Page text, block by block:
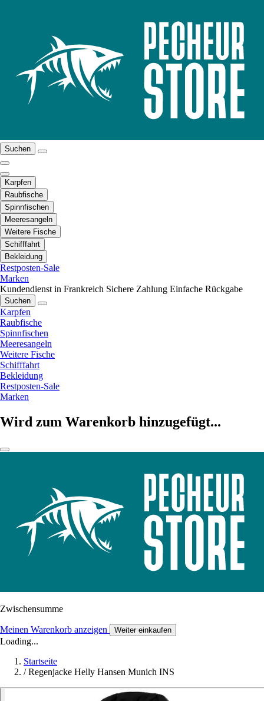
Suchen
Karpfen
Raubfische
Spinnfischen
Meeresangeln
Weitere Fische
Schifffahrt
Bekleidung
Restposten-Sale
Marken
Kundendienst in Frankreich Sichere Zahlung Einfache Rückgabe
Suchen
Karpfen
Raubfische
Spinnfischen
Meeresangeln
Weitere Fische
Schifffahrt
Bekleidung
Restposten-Sale
Marken
Wird zum Warenkorb hinzugefügt...
Zwischensumme
Meinen Warenkorb anzeigen Weiter einkaufen
Loading...
Startseite
/ Regenjacke Helly Hansen Munich INS